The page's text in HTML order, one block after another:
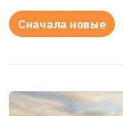
Сначала новые